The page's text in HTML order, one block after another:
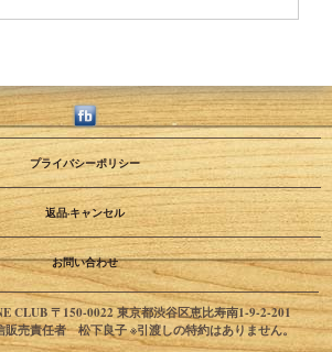
プライバシーポリシー
返品·キャンセル
お問い合わせ
CLUB 〒150-0022 東京都渋谷区恵比寿南1-9-2-201
販売責任者 松下良子 ※引渡しの特約はありません。